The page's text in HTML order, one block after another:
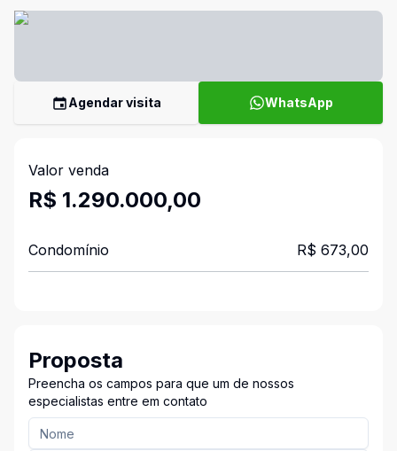
Agendar visita WhatsApp
Valor venda
R$ 1.290.000,00
Condomínio R$ 673,00
Proposta
Preencha os campos para que um de nossos
especialistas entre em contato